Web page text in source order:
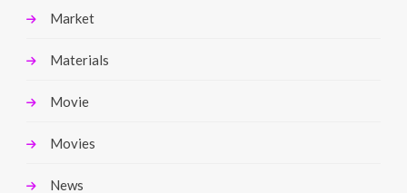
Market
Materials
Movie
Movies
News